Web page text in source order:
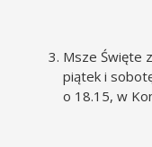
Msze Święte
piątek i
o 18.15, w